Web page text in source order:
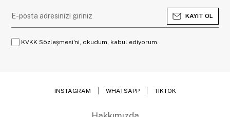
KAYIT OL
KVKK Sözleşmesi'ni, okudum, kabul ediyorum.
INSTAGRAM WHATSAPP TIKTOK